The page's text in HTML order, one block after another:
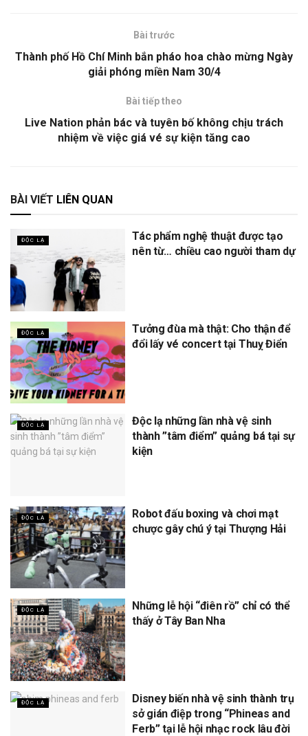
Bài trước
Thành phố Hồ Chí Minh bắn pháo hoa chào mừng Ngày
giải phóng miền Nam 30/4
Bài tiếp theo
Live Nation phản bác và tuyên bố không chịu trách
nhiệm về việc giá vé sự kiện tăng cao
BÀI VIẾT LIÊN QUAN
ĐỘC LẠ
Tác phẩm nghệ thuật được tạo
nên từ… chiều cao người tham dự
ĐỘC LẠ
Tưởng đùa mà thật: Cho thận để
đổi lấy vé concert tại Thuỵ Điển
ĐỘC LẠ
Độc lạ những lần nhà vệ sinh
thành ”tâm điểm” quảng bá tại sự
kiện
ĐỘC LẠ
Robot đấu boxing và chơi mạt
chược gây chú ý tại Thượng Hải
ĐỘC LẠ
Những lễ hội “điên rồ” chỉ có thể
thấy ở Tây Ban Nha
ĐỘC LẠ
Disney biến nhà vệ sinh thành trụ
sở gián điệp trong “Phineas and
Ferb” tại lễ hội nhạc rock lâu đời